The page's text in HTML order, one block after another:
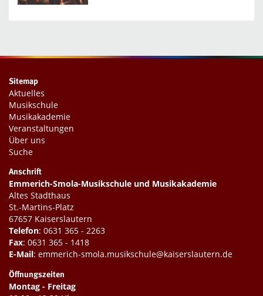
Sitemap
Aktuelles
Musikschule
Musikakademie
Veranstaltungen
Über uns
Suche
Anschrift
Emmerich-Smola-Musikschule und Musikakademie
Altes Stadthaus
St.-Martins-Platz
67657 Kaiserslautern
Telefon: 0631 365 - 2263
Fax: 0631 365 - 1418
E-Mail: emmerich-smola.musikschule@kaiserslautern.de
Öffnungszeiten
Montag - Freitag